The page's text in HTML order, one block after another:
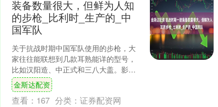
装备数量很大，但鲜为人知
的步枪_比利时_生产的_中
国军队
关于抗战时期中国军队使用的步枪，大
家往往能联想到几款耳熟能详的型号，
比如汉阳造、中正式和三八大盖。影视
剧中的镜头往往以这几种步枪为主，观
众也因此对它们较为熟悉。....
金斯达配资
查看： 167 分类： 证券配资网